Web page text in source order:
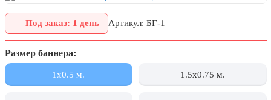
3 сентября, День солидарности в
борьбе с терроризмом
День города Москвы (первая суббота
Под заказ: 1 день Артикул: БГ-1
Размер баннера:
1x0.5 м. 1.5x0.75 м.